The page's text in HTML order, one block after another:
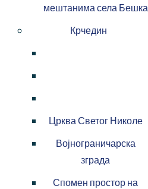
мештанима села Бешка
Крчедин
Црква Светог Николе
Војнограничарска
зграда
Спомен простор на